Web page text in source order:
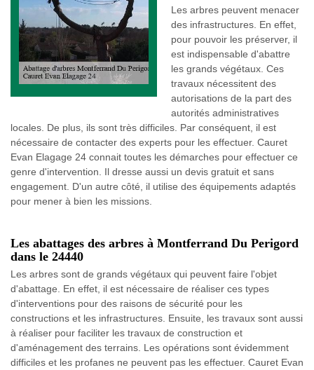
Les arbres peuvent menacer
des infrastructures. En effet,
pour pouvoir les préserver, il
est indispensable d'abattre
les grands végétaux. Ces
travaux nécessitent des
autorisations de la part des
autorités administratives
locales. De plus, ils sont très difficiles. Par conséquent, il est
nécessaire de contacter des experts pour les effectuer. Cauret
Evan Elagage 24 connait toutes les démarches pour effectuer ce
genre d'intervention. Il dresse aussi un devis gratuit et sans
engagement. D'un autre côté, il utilise des équipements adaptés
pour mener à bien les missions.
Les abattages des arbres à Montferrand Du Perigord
dans le 24440
Les arbres sont de grands végétaux qui peuvent faire l'objet
d'abattage. En effet, il est nécessaire de réaliser ces types
d'interventions pour des raisons de sécurité pour les
constructions et les infrastructures. Ensuite, les travaux sont aussi
à réaliser pour faciliter les travaux de construction et
d'aménagement des terrains. Les opérations sont évidemment
difficiles et les profanes ne peuvent pas les effectuer. Cauret Evan